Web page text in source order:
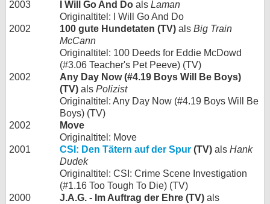
2003
I Will Go And Do als Laman
Originaltitel: I Will Go And Do
2002
100 gute Hundetaten (TV) als Big Train
McCann
Originaltitel: 100 Deeds for Eddie McDowd
(#3.06 Teacher's Pet Peeve) (TV)
2002
Any Day Now (#4.19 Boys Will Be Boys)
(TV) als Polizist
Originaltitel: Any Day Now (#4.19 Boys Will Be
Boys) (TV)
2002
Move
Originaltitel: Move
2001
CSI: Den Tätern auf der Spur (TV) als Hank
Dudek
Originaltitel: CSI: Crime Scene Investigation
(#1.16 Too Tough To Die) (TV)
2000
J.A.G. - Im Auftrag der Ehre (TV) als